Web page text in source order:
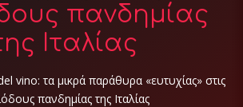
πανδημίας
Ιταλίας
vino: τα μικρά παράθυρα «ευτυχίας» στις
πανδημίας της Ιταλίας